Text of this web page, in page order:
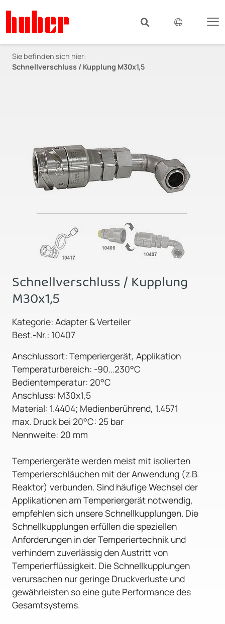
Sie befinden sich hier:
Schnellverschluss / Kupplung M30x1,5
Schnellverschluss / Kupplung
M30x1,5
Kategorie: Adapter & Verteiler
Best.-Nr.: 10407
Anschlussort: Temperiergerät, Applikation
Temperaturbereich: -90...230°C
Bedientemperatur: 20°C
Anschluss: M30x1,5
Material: 1.4404; Medienberührend, 1.4571
max. Druck bei 20°C: 25 bar
Nennweite: 20 mm
Temperiergeräte werden meist mit isolierten
Temperierschläuchen mit der Anwendung (z.B.
Reaktor) verbunden. Sind häufige Wechsel der
Applikationen am Temperiergerät notwendig,
empfehlen sich unsere Schnellkupplungen. Die
Schnellkupplungen erfüllen die speziellen
Anforderungen in der Temperiertechnik und
verhindern zuverlässig den Austritt von
Temperierflüssigkeit. Die Schnellkupplungen
verursachen nur geringe Druckverluste und
gewährleisten so eine gute Performance des
Gesamtsystems.